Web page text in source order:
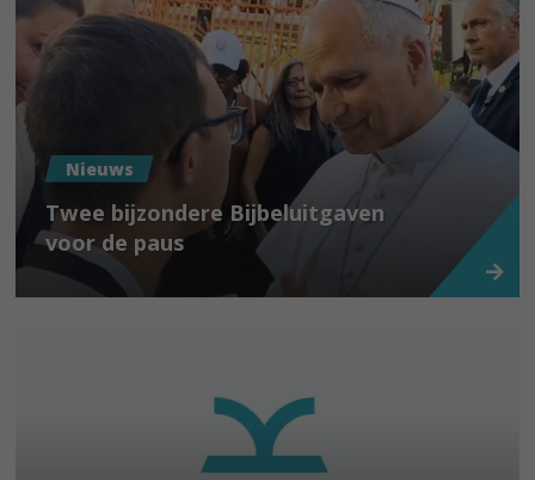
Nieuws
Twee bijzondere Bijbeluitgaven
voor de paus